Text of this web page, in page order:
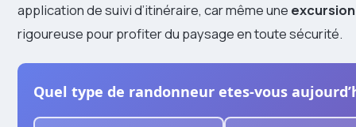
application de suivi d’itinéraire, car même une excursion
rigoureuse pour profiter du paysage en toute sécurité.
Quel type de randonneur etes-vous